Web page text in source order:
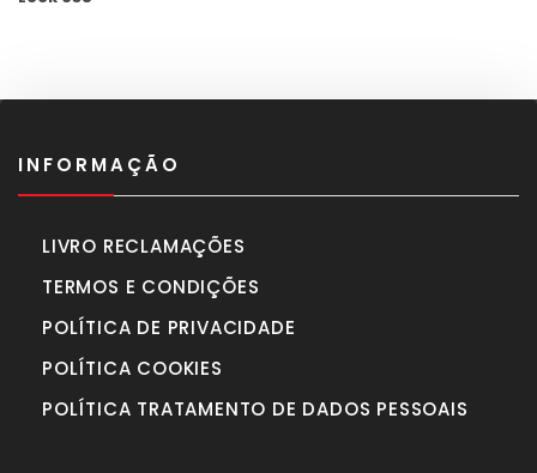
INFORMAÇÃO
LIVRO RECLAMAÇÕES
TERMOS E CONDIÇÕES
POLÍTICA DE PRIVACIDADE
POLÍTICA COOKIES
POLÍTICA TRATAMENTO DE DADOS PESSOAIS